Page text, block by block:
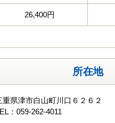
26,400円
所在地
重県津市白山町川口６２６２
：059-262-4011